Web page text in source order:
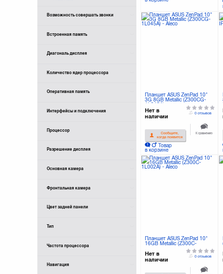
Возможность совершать звонки
Встроенная память
Диагональ дисплея
Количество ядер процессора
Оперативная память
Интерфейсы и подключения
Процессор
Разрешение дисплея
Основная камера
Фронтальная камера
Цвет задней панели
Тип
Частота процессора
Навигация
Планшет ASUS ZenPad 10"
3G 8GB Metallic (Z300CG-
Нет в
наличии
Сообщите,
когда появится
Товар
в корзине
0 отзывов
К сравнению
Планшет ASUS ZenPad 10"
16GB Metallic (Z300C-
Нет в
наличии
0 отзывов